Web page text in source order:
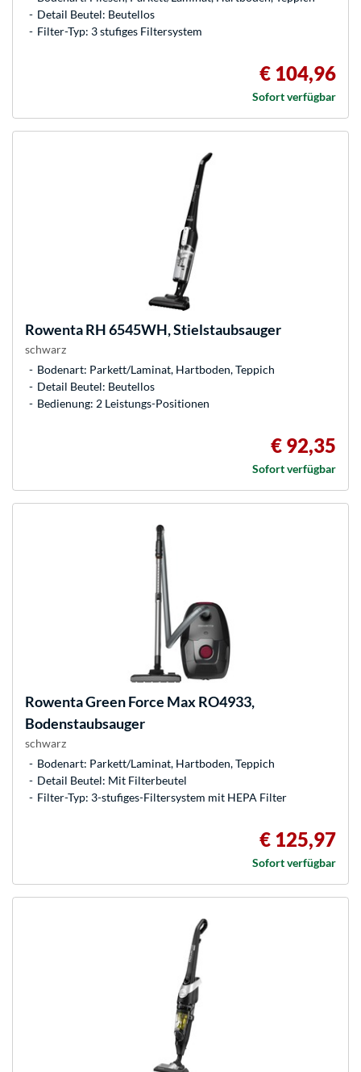
Detail Beutel: Beutellos
Filter-Typ: 3 stufiges Filtersystem
€ 104,96
Sofort verfügbar
RowentaRH 6545WH, Stielstaubsauger
schwarz
Bodenart: Parkett/Laminat, Hartboden, Teppich
Detail Beutel: Beutellos
Bedienung: 2 Leistungs-Positionen
€ 92,35
Sofort verfügbar
RowentaGreen Force Max RO4933,
Bodenstaubsauger
schwarz
Bodenart: Parkett/Laminat, Hartboden, Teppich
Detail Beutel: Mit Filterbeutel
Filter-Typ: 3-stufiges-Filtersystem mit HEPA Filter
€ 125,97
Sofort verfügbar